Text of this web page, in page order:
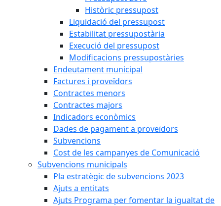
Històric pressupost
Liquidació del pressupost
Estabilitat pressupostària
Execució del pressupost
Modificacions pressupostàries
Endeutament municipal
Factures i proveïdors
Contractes menors
Contractes majors
Indicadors econòmics
Dades de pagament a proveïdors
Subvencions
Cost de les campanyes de Comunicació
Subvencions municipals
Pla estratègic de subvencions 2023
Ajuts a entitats
Ajuts Programa per fomentar la igualtat de